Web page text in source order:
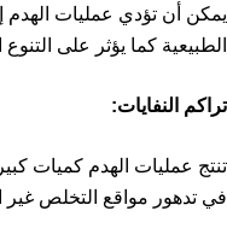
يمكن أن تؤدي عمليات الهدم
الطبيعية كما يؤثر على
تراكم النفايات:
تنتج عمليات الهدم كميات
في تدهور مواقع التخلص غير